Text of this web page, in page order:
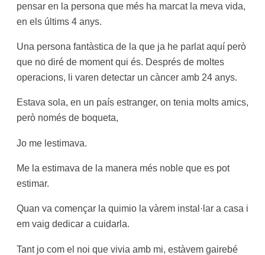
pensar en la persona que més ha marcat la meva vida,
en els últims 4 anys.
Una persona fantàstica de la que ja he parlat aquí però
que no diré de moment qui és. Després de moltes
operacions, li varen detectar un càncer amb 24 anys.
Estava sola, en un país estranger, on tenia molts amics,
però només de boqueta,
Jo me lestimava.
Me la estimava de la manera més noble que es pot
estimar.
Quan va començar la quimio la vàrem instal·lar a casa i
em vaig dedicar a cuidarla.
Tant jo com el noi que vivia amb mi, estàvem gairebé